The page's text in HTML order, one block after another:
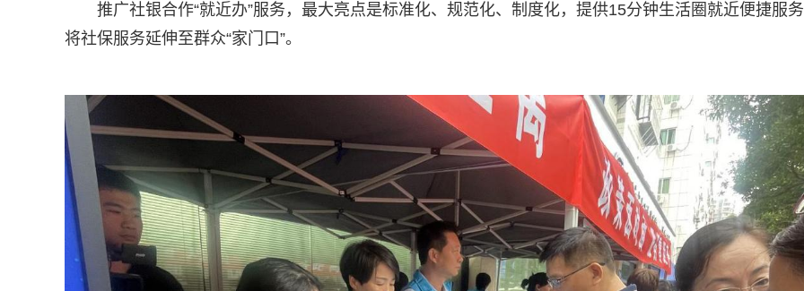
推广社银合作“就近办”服务，最大亮点是标准化、规范化、制度化，提供15分钟生活圈就近便捷服
将社保服务延伸至群众“家门口”。